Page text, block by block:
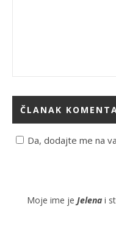
Da, dodajte me na
Moje ime je Jelenai